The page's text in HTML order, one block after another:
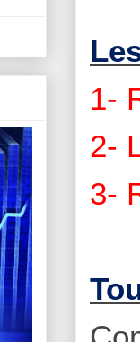
1-
2-
3-